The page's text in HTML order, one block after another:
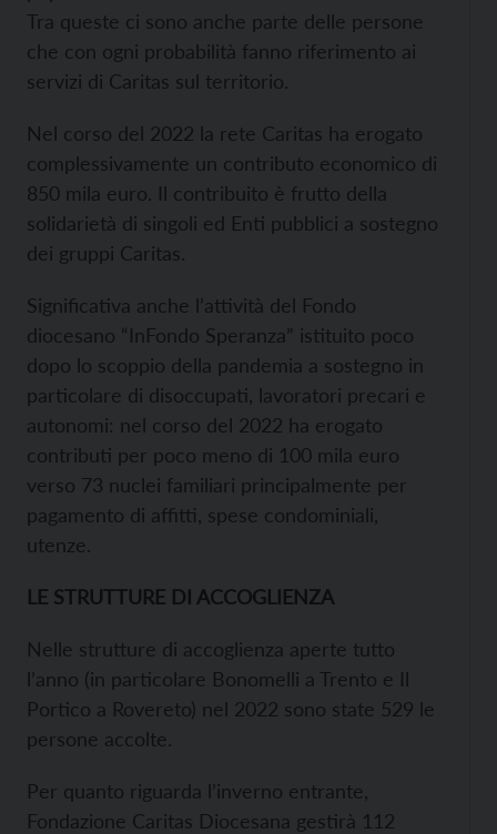
Tra queste ci sono anche parte delle persone
che con ogni probabilità fanno riferimento ai
servizi di Caritas sul territorio.
Nel corso del 2022 la rete Caritas ha erogato
complessivamente un contributo economico di
850 mila euro. Il contribuito è frutto della
solidarietà di singoli ed Enti pubblici a sostegno
dei gruppi Caritas.
Significativa anche l’attività del Fondo
diocesano “InFondo Speranza” istituito poco
dopo lo scoppio della pandemia a sostegno in
particolare di disoccupati, lavoratori precari e
autonomi: nel corso del 2022 ha erogato
contributi per poco meno di 100 mila euro
verso 73 nuclei familiari principalmente per
pagamento di affitti, spese condominiali,
utenze.
LE STRUTTURE DI ACCOGLIENZA
Nelle strutture di accoglienza aperte tutto
l’anno (in particolare Bonomelli a Trento e Il
Portico a Rovereto) nel 2022 sono state 529 le
persone accolte.
Per quanto riguarda l’inverno entrante,
Fondazione Caritas Diocesana gestirà 112